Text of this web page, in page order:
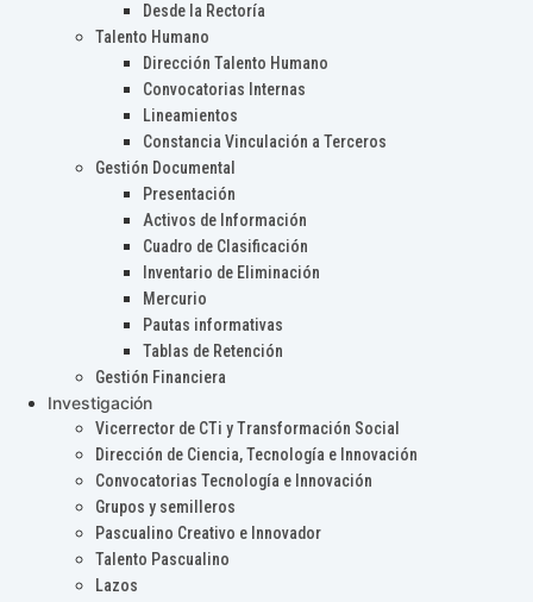
Desde la Rectoría
Talento Humano
Dirección Talento Humano
Convocatorias Internas
Lineamientos
Constancia Vinculación a Terceros
Gestión Documental
Presentación
Activos de Información
Cuadro de Clasificación
Inventario de Eliminación
Mercurio
Pautas informativas
Tablas de Retención
Gestión Financiera
Investigación
Vicerrector de CTi y Transformación Social
Dirección de Ciencia, Tecnología e Innovación
Convocatorias Tecnología e Innovación
Grupos y semilleros
Pascualino Creativo e Innovador
Talento Pascualino
Lazos